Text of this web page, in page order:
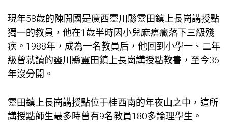
現年58歲的陳開國是廣西靈川縣靈田鎮上長崗講授點
獨一的教員，他在1歲半時因小兒麻痹癥落下三級殘
疾。1988年，成為一名教員后，他回到小學一、二年
級曾就讀的靈川縣靈田鎮上長崗講授點教書，至今36
年沒分開。
靈田鎮上長崗講授點位于桂西南的年夜山之中，這所
講授點師生最多時曾有9名教員180多論理學生。